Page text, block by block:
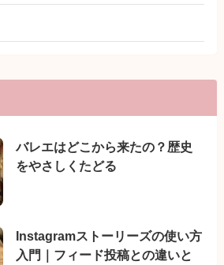
バレエはどこから来たの？歴史
をやさしくたどる
Instagramストーリーズの使い方
入門｜フィード投稿との違いと